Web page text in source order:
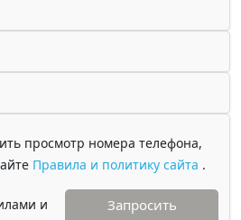
просмотр номера телефона,
Правила и политику сайта .
и
Запросить